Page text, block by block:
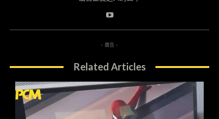
- 廣告 -
Related Articles